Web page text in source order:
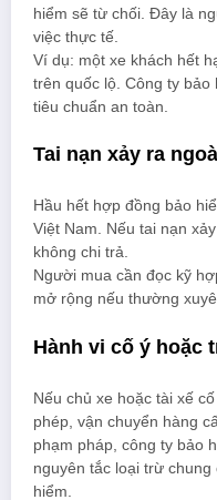
hiểm sẽ từ chối. Đây là
việc thực tế.
Ví dụ: một xe khách hết
trên quốc lộ. Công ty
tiêu chuẩn an toàn.
Tai nạn xảy ra
Hầu hết hợp đồng bảo
Việt Nam. Nếu tai nạn
không chi trả.
Người mua cần đọc kỹ
mở rộng nếu thường
Hành vi cố ý hoặc
Nếu chủ xe hoặc tài xế
phép, vận chuyển hàng
phạm pháp, công ty bảo
nguyên tắc loại trừ
hiểm.